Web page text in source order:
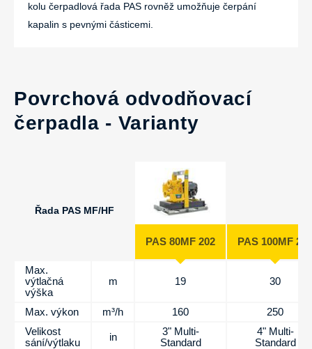
kolu čerpadlová řada PAS rovněž umožňuje čerpání
kapalin s pevnými částicemi.
Povrchová odvodňovací
čerpadla - Varianty
Řada PAS MF/HF
PAS 80MF 202 PAS 100MF 250
Max.
výtlačná
výška
m 19 30
Max. výkon m³/h 160
250
Velikost
sání/výtlaku
in
3" Multi-
Standard
4" Multi-
Standard